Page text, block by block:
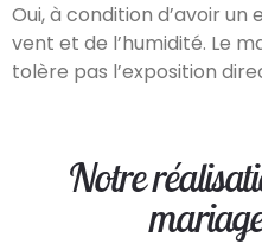
Oui, à condition d’avoir
vent et de l’humidité. Le
tolère pas l’exposition
Notre